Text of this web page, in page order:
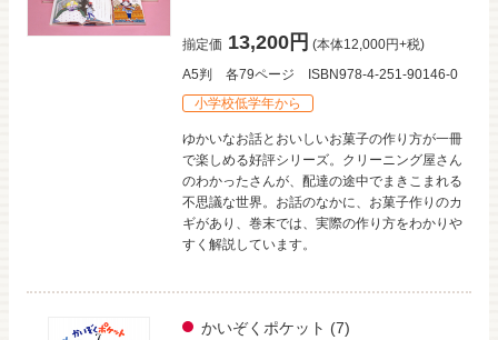
揃定価 13,200円 (本体12,000円+税)
A5判
各79ページ
ISBN978-4-251-90146-0
小学校低学年から
ゆかいなお話とおいしいお菓子の作り方が一冊
で楽しめる好評シリーズ。クリーニング屋さん
のわかったさんが、配達の途中でまきこまれる
不思議な世界。お話のなかに、お菓子作りのカ
ギがあり、巻末では、実際の作り方をわかりや
すく解説しています。
かいぞくポケット (7)